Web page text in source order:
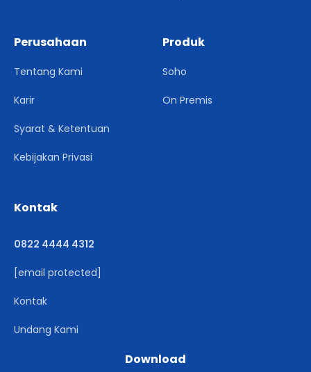
Perusahaan
Tentang Kami
Karir
Syarat & Ketentuan
Kebijakan Privasi
Produk
Soho
On Premis
Kontak
0822 4444 4312
[email protected]
Kontak
Undang Kami
Download